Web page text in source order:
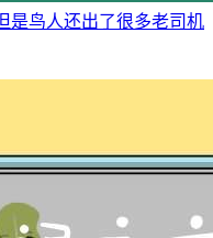
是鸟人还出了很多老司机